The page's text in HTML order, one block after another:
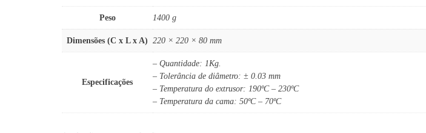
Peso 1400 g
Dimensões (C x L x A) 220 × 220 × 80 mm
Especificações
– Quantidade: 1Kg.
– Tolerância de diâmetro: ± 0.03 mm
– Temperatura do extrusor: 190ºC – 230ºC
– Temperatura da cama: 50ºC – 70ºC